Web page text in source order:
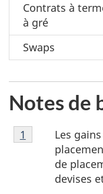
Contrats à
à gré
Swaps
Notes de
Note
de
Les
de
devises
Retour à la
1